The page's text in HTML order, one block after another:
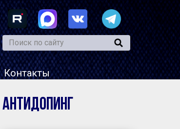
Контакты
Антидопинг